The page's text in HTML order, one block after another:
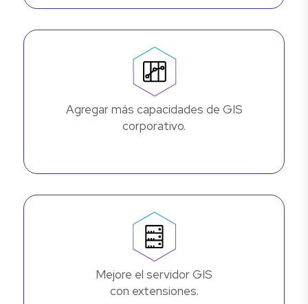
Agregar más capacidades de GIS
corporativo.
Mejore el servidor GIS
con extensiones.